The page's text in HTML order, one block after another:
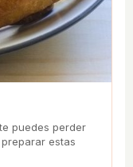
puedes perder
estas